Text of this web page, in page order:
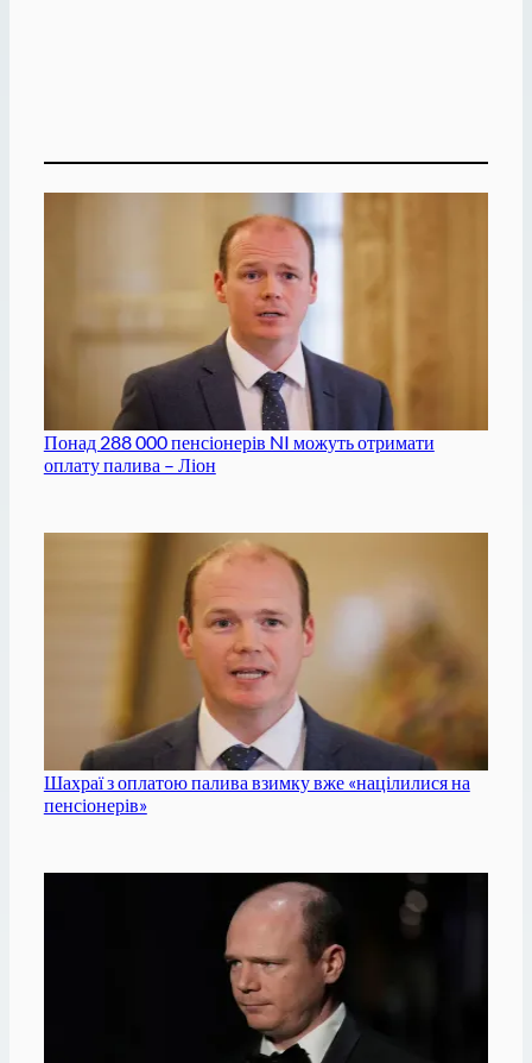
Понад 288 000 пенсіонерів NI можуть отримати
оплату палива – Ліон
Шахраї з оплатою палива взимку вже «націлилися на
пенсіонерів»